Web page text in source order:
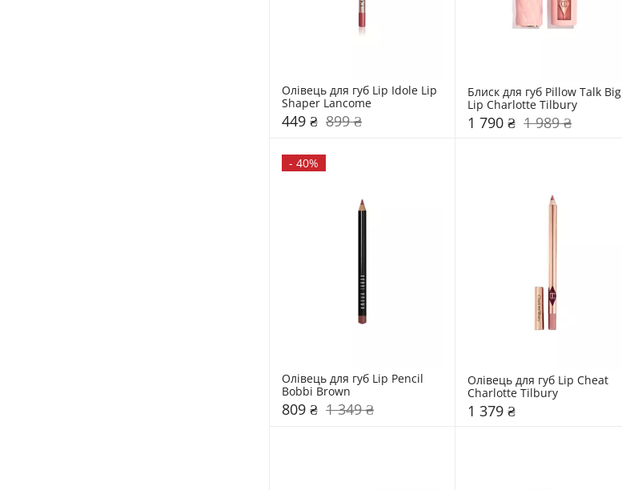
Олівець для губ Lip Idole Lip
Shaper Lancome
449 ₴ 899 ₴
Блиск для губ Pillow Talk Big
Lip Charlotte Tilbury
1 790 ₴ 1 989 ₴
- 40%
Олівець для губ Lip Pencil
Bobbi Brown
809 ₴ 1 349 ₴
Олівець для губ Lip Cheat
Charlotte Tilbury
1 379 ₴